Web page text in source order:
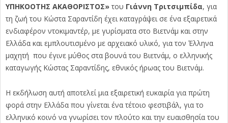
ΥΠΗΚΟΟΤΗΣ ΑΚΑΘΟΡΙΣΤΟΣ» του Γιάννη Τριτσιμπίδα, για
τη ζωή του Κώστα Σαραντίδη έχει καταγράψει σε ένα εξαιρετικά
ενδιαφέρον ντοκιμαντέρ, με γυρίσματα στο Βιετνάμ και στην
Ελλάδα και εμπλουτισμένο με αρχειακό υλικό, για τον Έλληνα
μαχητή που έγινε μύθος στα βουνά του Βιετνάμ, ο ελληνικής
καταγωγής Κώστας Σαραντίδης, εθνικός ήρωας του Βιετνάμ.
Η εκδήλωση αυτή αποτελεί μια εξαιρετική ευκαιρία για πρώτη
φορά στην Ελλάδα που γίνεται ένα τέτοιο φεστιβάλ, για το
ελληνικό κοινό να γνωρίσει τον πλούτο και την ευαισθησία του